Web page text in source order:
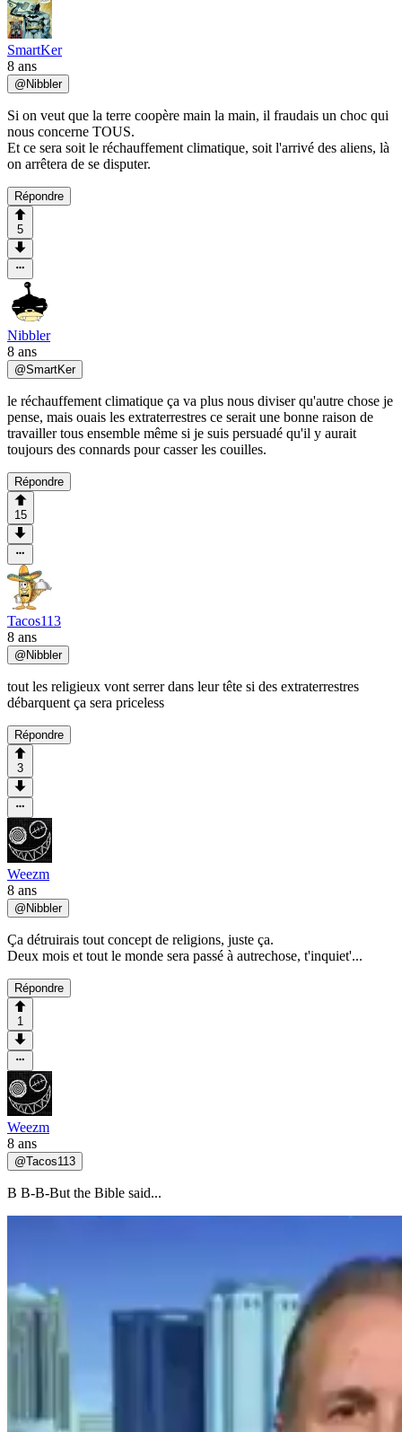
SmartKer
8 ans
@Nibbler
Si on veut que la terre coopère main la main, il fraudais un choc qui
nous concerne TOUS.
Et ce sera soit le réchauffement climatique, soit l'arrivé des aliens, là
on arrêtera de se disputer.
Répondre
5
Nibbler
8 ans
@SmartKer
le réchauffement climatique ça va plus nous diviser qu'autre chose je
pense, mais ouais les extraterrestres ce serait une bonne raison de
travailler tous ensemble même si je suis persuadé qu'il y aurait
toujours des connards pour casser les couilles.
Répondre
15
Tacos113
8 ans
@Nibbler
tout les religieux vont serrer dans leur tête si des extraterrestres
débarquent ça sera priceless
Répondre
3
Weezm
8 ans
@Nibbler
Ça détruirais tout concept de religions, juste ça.
Deux mois et tout le monde sera passé à autrechose, t'inquiet'...
Répondre
1
Weezm
8 ans
@Tacos113
B B-B-But the Bible said...